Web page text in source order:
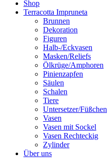
Shop
Terracotta Impruneta
Brunnen
Dekoration
Figuren
Halb-/Eckvasen
Masken/Reliefs
Ölkrüge/Amphoren
Pinienzapfen
Säulen
Schalen
Tiere
Untersetzer/Füßchen
Vasen
Vasen mit Sockel
Vasen Rechteckig
Zylinder
Über uns